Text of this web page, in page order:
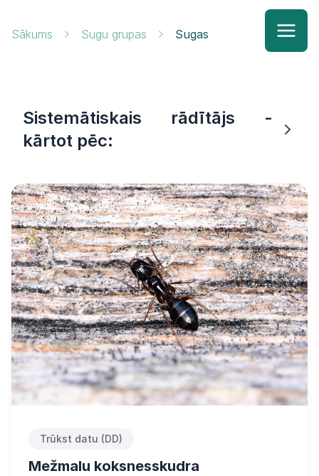
Sākums Sugu grupas Sugas
Sistemātiskais rādītājs -
kārtot pēc:
Trūkst datu (DD)
Mežmalu koksnesskudra